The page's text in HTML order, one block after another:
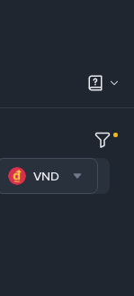
VND